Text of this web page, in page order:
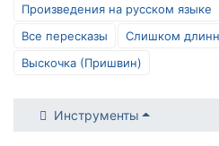
Произведения на русском языке
Все пересказы
Слишком
Выскочка (Пришвин)
Инструменты